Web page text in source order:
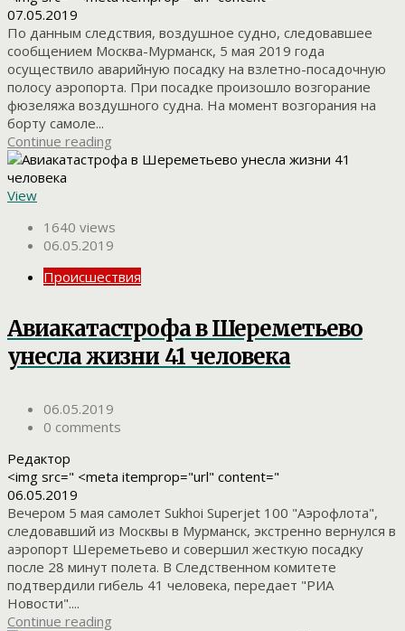
07.05.2019
По данным следствия, воздушное судно, следовавшее
сообщением Москва-Мурманск, 5 мая 2019 года
осуществило аварийную посадку на взлетно-посадочную
полосу аэропорта. При посадке произошло возгорание
фюзеляжа воздушного судна. На момент возгорания на
борту самоле...
Continue reading
View
1640 views
06.05.2019
Происшествия
Авиакатастрофа в Шереметьево
унесла жизни 41 человека
06.05.2019
0 comments
Редактор
<img src=" <meta itemprop="url" content="
06.05.2019
Вечером 5 мая самолет Sukhoi Superjet 100 "Аэрофлота",
следовавший из Москвы в Мурманск, экстренно вернулся в
аэропорт Шереметьево и совершил жесткую посадку
после 28 минут полета. В Следственном комитете
подтвердили гибель 41 человека, передает "РИА
Новости"....
Continue reading